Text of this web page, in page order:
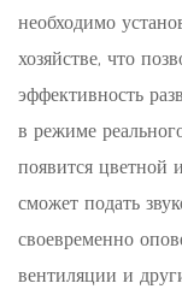
необходимо
хозяйстве, что
эффективность
в режиме
появится цветной
сможет подать
своевременно
вентиляции и